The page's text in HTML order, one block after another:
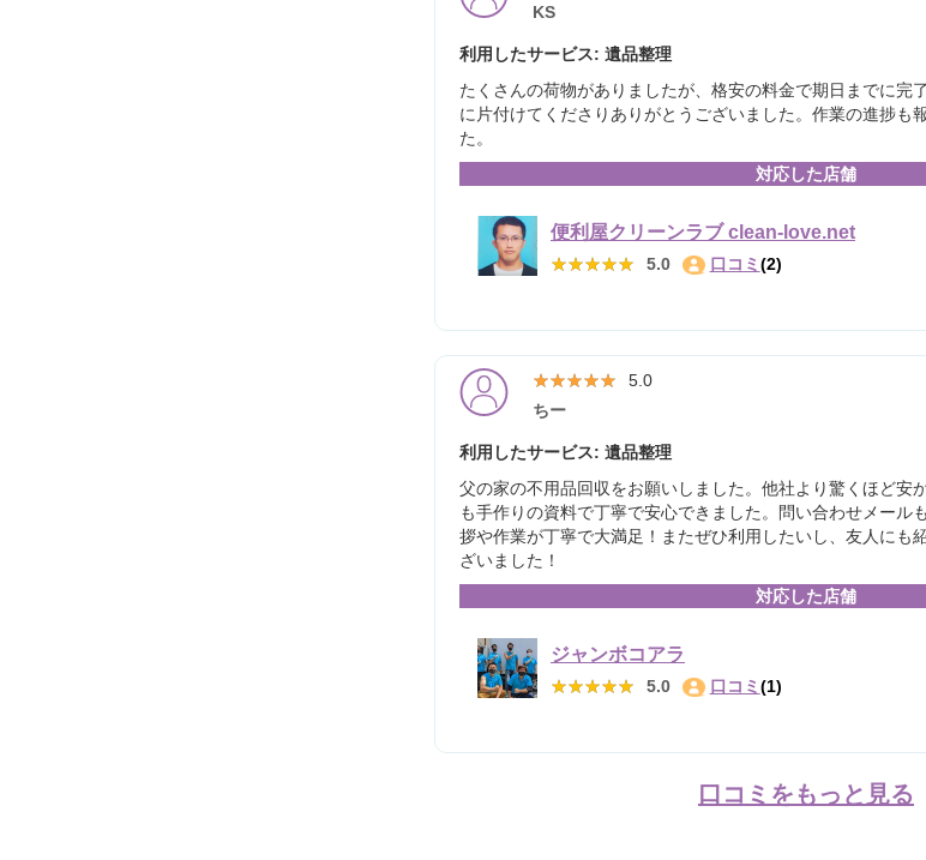
KS
利用したサービス: 遺品整理
たくさんの荷物がありましたが、格安の料金で期日までに完
に片付けてくださりありがとうございました。作業の進捗も
た。
対応した店舗
便利屋クリーンラブ clean-love.net
★★★★★
★★★★★ 5.0 口コミ (2)
★★★★★
★★★★★ 5.0
ちー
利用したサービス: 遺品整理
父の家の不用品回収をお願いしました。他社より驚くほど安
も手作りの資料で丁寧で安心できました。問い合わせメール
拶や作業が丁寧で大満足！またぜひ利用したいし、友人にも
ざいました！
対応した店舗
ジャンボコアラ
★★★★★
★★★★★ 5.0 口コミ (1)
口コミをもっと見る